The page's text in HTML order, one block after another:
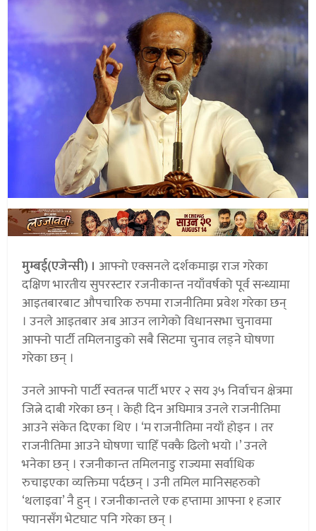
मुम्बई(एजेन्सी) । आफ्नो एक्सनले दर्शकमाझ राज गरेका
दक्षिण भारतीय सुपरस्टार रजनीकान्त नयाँवर्षको पूर्व सन्ध्यामा
आइतबारबाट औपचारिक रुपमा राजनीतिमा प्रवेश गरेका छन्
। उनले आइतबार अब आउन लागेको विधानसभा चुनावमा
आफ्नो पार्टी तमिलनाडुको सबै सिटमा चुनाव लड्ने घोषणा
गरेका छन् ।
उनले आफ्नो पार्टी स्वतन्त्र पार्टी भएर २ सय ३५ निर्वाचन क्षेत्रमा
जित्ने दाबी गरेका छन् । केही दिन अघिमात्र उनले राजनीतिमा
आउने संकेत दिएका थिए । ‘म राजनीतिमा नयाँ होइन । तर
राजनीतिमा आउने घोषणा चाहिँ पक्कै ढिलो भयो ।’ उनले
भनेका छन् । रजनीकान्त तमिलनाडु राज्यमा सर्वाधिक
रुचाइएका व्यक्तिमा पर्दछन् । उनी तमिल मानिसहरुको
‘थलाइवा’ नै हुन् । रजनीकान्तले एक हप्तामा आफ्ना १ हजार
फ्यानसँग भेटघाट पनि गरेका छन् ।